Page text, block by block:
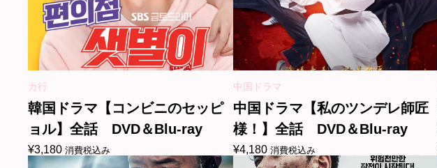
カ行
韓国ドラマ【コンビニのセッピ
ョル】全話 DVD＆Blu-ray
¥3,180 消費税込み
中国ドラマ
中国ドラマ【私のツンデレ師匠
様！】全話 DVD＆Blu-ray
¥4,180 消費税込み